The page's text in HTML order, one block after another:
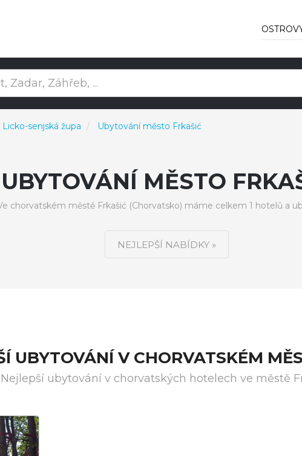
Licko-senjská župa Ubytování město Frkašić
UBYTOVÁNÍ MĚSTO
chorvatském městě Frkašić (Chorvatsko) máme celkem 1 hotelů a
NEJLEPŠÍ NABÍDKY »
UBYTOVÁNÍ V CHORVATSKÉM
Nejlepší ubytování v chorvatských hotelech ve městě